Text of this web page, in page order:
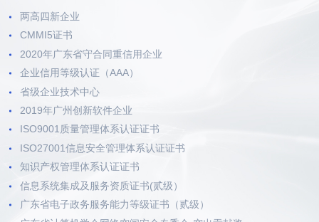
两高四新企业
CMMI5证书
2020年广东省守合同重信用企业
企业信用等级认证（AAA）
省级企业技术中心
2019年广州创新软件企业
ISO9001质量管理体系认证证书
ISO27001信息安全管理体系认证证书
知识产权管理体系认证证书
信息系统集成及服务资质证书(贰级）
广东省电子政务服务能力等级证书（贰级）